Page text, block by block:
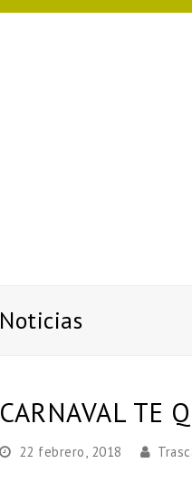
Noticias
CARNAVAL TE
22 febrero, 2018